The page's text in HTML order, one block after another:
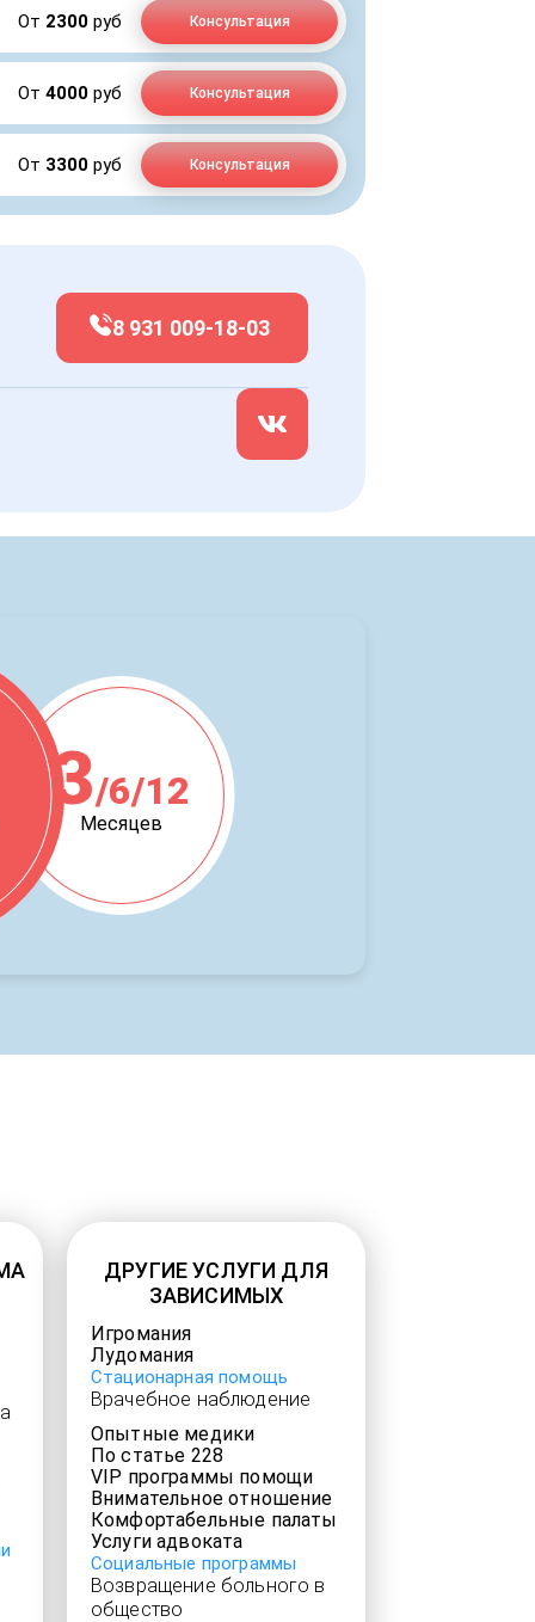
От 2300 руб Консультация
От 4000 руб Консультация
От 3300 руб Консультация
8 931 009-18-03
3/6/12
Месяцев
ДРУГИЕ УСЛУГИ ДЛЯ
ЗАВИСИМЫХ
Игромания
Лудомания
Стационарная помощь
Врачебное наблюдение
Опытные медики
По статье 228
VIP программы помощи
Внимательное отношение
Комфортабельные палаты
Услуги адвоката
Социальные программы
Возвращение больного в
общество